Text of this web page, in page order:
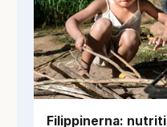
Filippinerna: